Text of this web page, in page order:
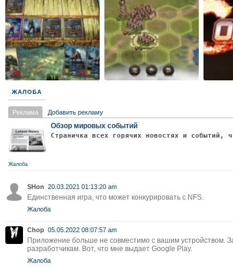
ЖАЛОБА
Реклама Добавить рекламу
Обзор мировых событий
Страничка всех горячих новостях и событий,
Жалоба
SHon 20.03.2021 01:13:20 am
Единственная игра, что может конкурировать с NFS.
Жалоба
Chop 05.05.2022 08:07:57 am
Приложение больше не совместимо с вашим устройством.
разработчикам. Вот, что мне выдает Google Play.
Жалоба